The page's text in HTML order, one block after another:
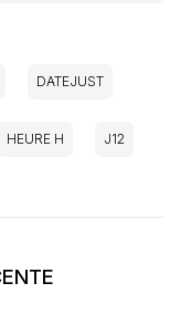
DATEJUST
HEURE H J12